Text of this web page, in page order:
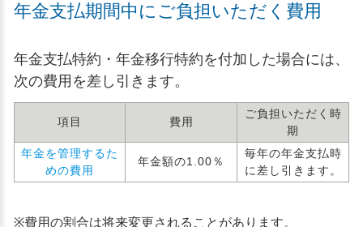
年金支払期間中にご負担いただく費用
年金支払特約・年金移行特約を付加した場合には、
次の費用を差し引きます。
項目 費用
ご負担いただく時
期
年金を管理するた
めの費用
年金額の1.00％
毎年の年金支払時
に差し引きます。
※費用の割合は将来変更されることがあります。